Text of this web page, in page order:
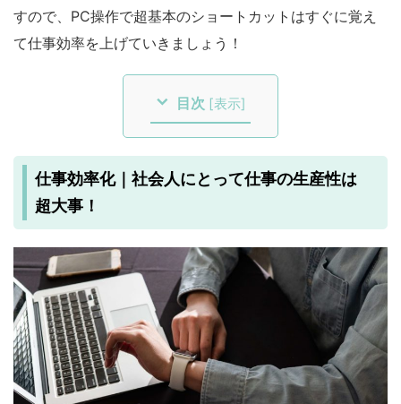
すので、PC操作で超基本のショートカットはすぐに覚え
て仕事効率を上げていきましょう！
目次 [表示]
仕事効率化｜社会人にとって仕事の生産性は
超大事！